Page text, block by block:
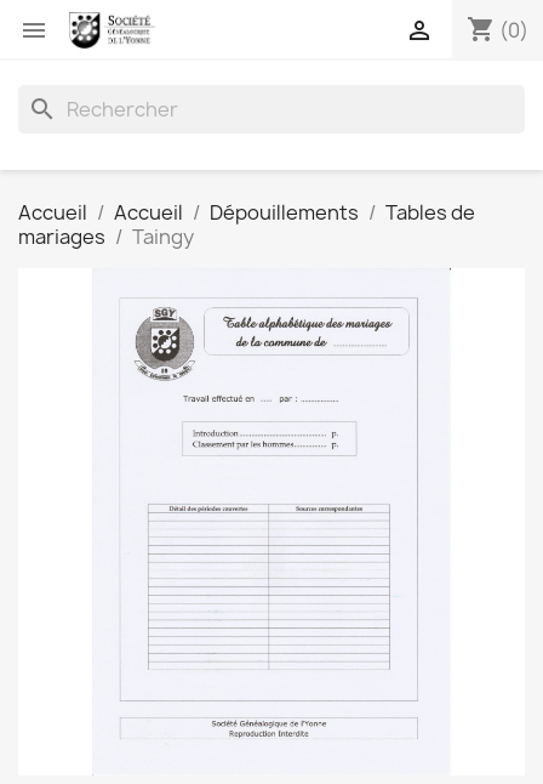
 shopping_cart (0)

search
Accueil Accueil Dépouillements
Tables de
mariages
Taingy